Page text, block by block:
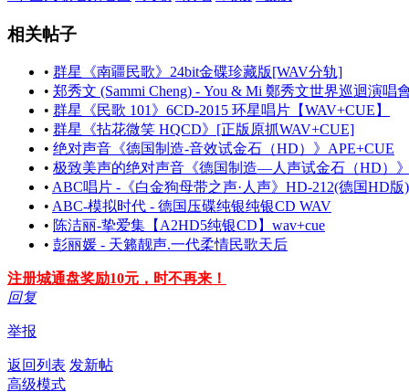
相关帖子
• 群星《南疆民歌》24bit金碟珍藏版[WAV分轨]
• 郑秀文 (Sammi Cheng) - You & Mi 鄭秀文世界巡迴演唱
• 群星《民歌 101》6CD-2015 环星唱片【WAV+CUE】
• 群星《拈花微笑 HQCD》[正版原抓WAV+CUE]
• 绝对声音《德国制造-音效试金石（HD）》APE+CUE
• 极致美声的绝对声音《德国制造—人声试金石（HD）
• ABC唱片 -《白金狗母带之声·人声》HD-212(德国HD版
• ABC-模拟时代 - 德国压碟纯银纯银CD WAV
• 陈洁丽-挚爱集【A2HD5纯银CD】wav+cue
• 彭丽媛 - 天籁靓声.一代柔情民歌天后
注册城通盘奖励10元，时不再来！
回复
举报
返回列表 发新帖
高级模式